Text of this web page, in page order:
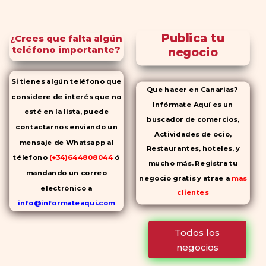
¿Crees que falta algún
teléfono importante?
Si tienes algún teléfono que
considere de interés que no
esté en la lista, puede
contactarnos enviando un
mensaje de Whatsapp al
télefono (+34)644808044 ó
mandando un correo
electrónico a
info@informateaqui.com
Mientras que antes la
Publica tu
negocio
Que hacer en Canarias?
Infórmate Aquí es un
buscador de comercios,
Actividades de ocio,
Restaurantes, hoteles, y
mucho más. Registra tu
negocio gratis y atrae a mas
clientes
Todos los
negocios